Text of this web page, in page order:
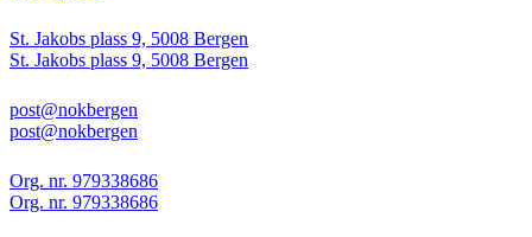
St. Jakobs plass 9, 5008 Bergen
St. Jakobs plass 9, 5008 Bergen
post@nokbergen
post@nokbergen
Org. nr. 979338686
Org. nr. 979338686